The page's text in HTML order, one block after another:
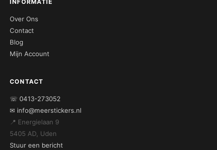
INFORMATIE
Over Ons
Contact
Blog
Mijn Account
CONTACT
☏ 0413-273052
✉ info@meerstickers.nl
📍 Energielaan 9
5405 AD, Uden
Stuur een bericht